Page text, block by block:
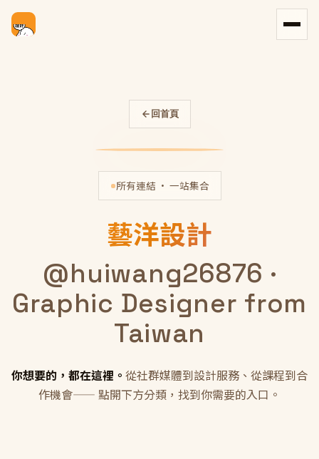
回首頁
所有連結 · 一站集合
藝洋設計
@huiwang26876 ·
Graphic Designer from
Taiwan
你想要的，都在這裡。 從社群媒體到設計服務、從課程到合
作機會—— 點開下方分類，找到你需要的入口。